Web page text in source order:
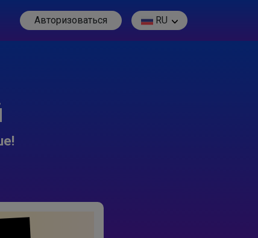
Авторизоваться RU